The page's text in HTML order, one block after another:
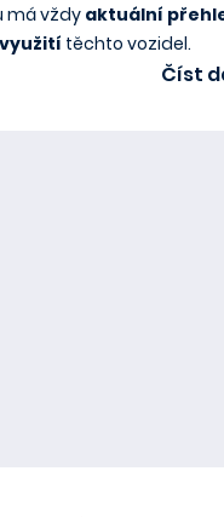
má vždy aktuální
využití těchto vozidel.
Číst